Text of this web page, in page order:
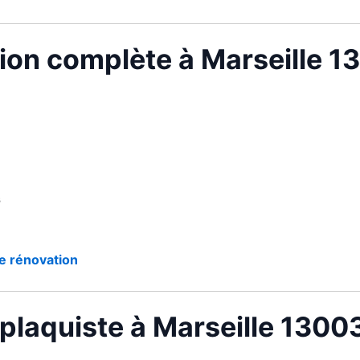
complète à Marseille
rénovation
à Marseille